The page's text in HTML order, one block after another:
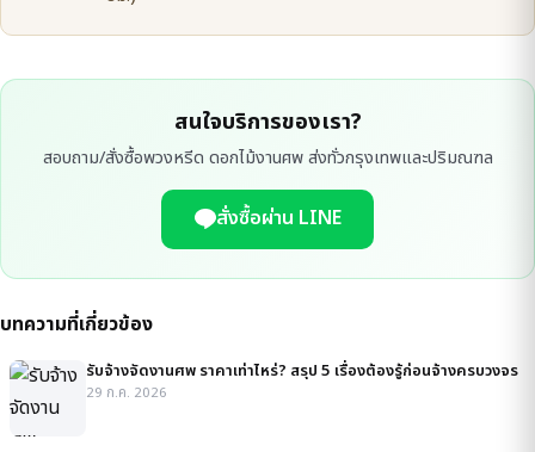
สนใจบริการของเรา?
สอบถาม/สั่งซื้อพวงหรีด ดอกไม้งานศพ ส่งทั่วกรุงเทพและปริมณฑล
สั่งซื้อผ่าน LINE
บทความที่เกี่ยวข้อง
รับจ้างจัดงานศพ ราคาเท่าไหร่? สรุป 5 เรื่องต้องรู้ก่อนจ้างครบวงจร
29 ก.ค. 2026